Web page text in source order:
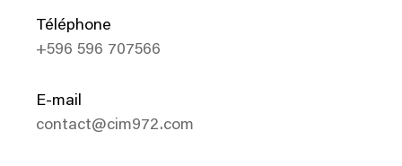
Téléphone
+596 596 707566
E-mail
contact@cim972.com